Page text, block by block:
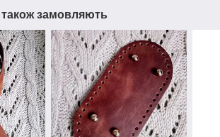
замовляють